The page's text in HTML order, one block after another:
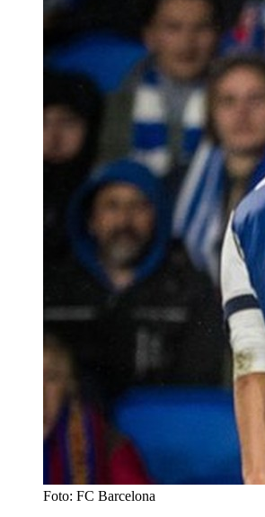
Foto: FC Barcelona